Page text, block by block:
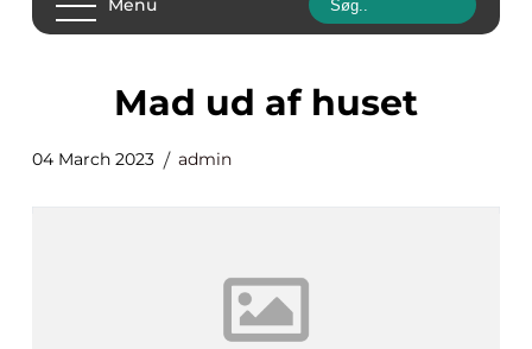
mad ud af huset
04 March 2023 admin